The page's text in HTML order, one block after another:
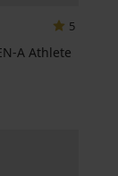
5
A Athlete